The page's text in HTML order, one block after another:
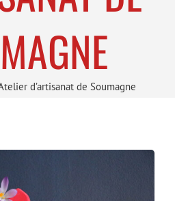
d’artisanat de Soumagne